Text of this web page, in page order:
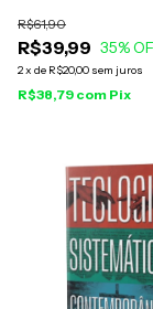
R$39,99
R$61,90
35%
2x de R$20,00 sem juros
R$38,79 com Pix